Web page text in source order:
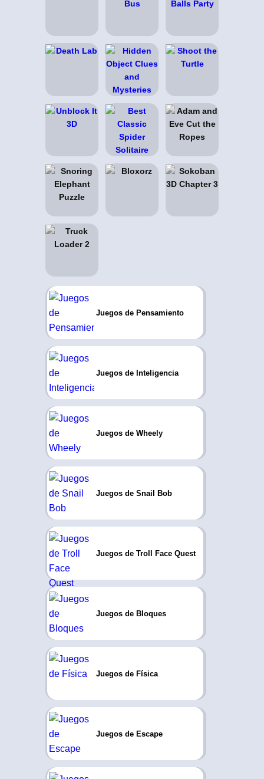
Juegos de Pensamiento
Juegos de Inteligencia
Juegos de Wheely
Juegos de Snail Bob
Juegos de Troll Face Quest
Juegos de Bloques
Juegos de Física
Juegos de Escape